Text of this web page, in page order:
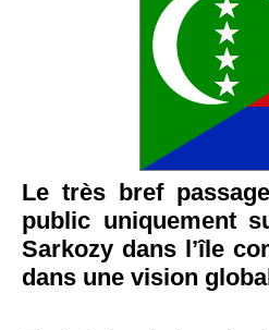
Le très bref
public uniquement
Sarkozy dans l’île
dans une vision